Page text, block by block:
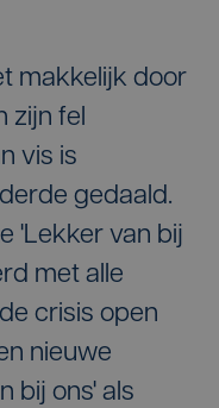
makkelijk door
zijn fel
vis is
gedaald.
'Lekker van bij
met alle
crisis open
nieuwe
bij ons' als